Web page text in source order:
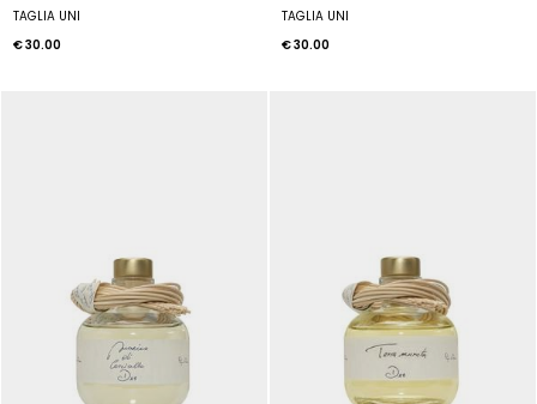
TAGLIA UNI
€ 30.00
TAGLIA UNI
€ 30.00